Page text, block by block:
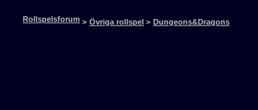
Rollspelsforum > Övriga rollspel > Dungeons&Dragons